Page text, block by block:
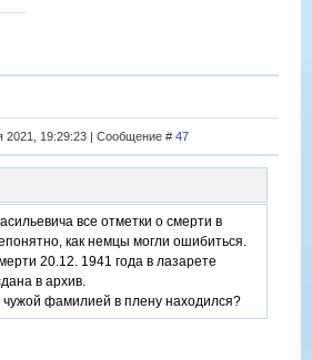
2021, 19:29:23 | Сообщение # 47
все отметки о смерти в
как немцы могли ошибиться.
20.12. 1941 года в лазарете
в архив.
фамилией в плену находился?